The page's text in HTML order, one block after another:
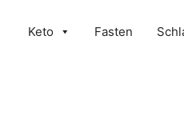
Keto Fasten